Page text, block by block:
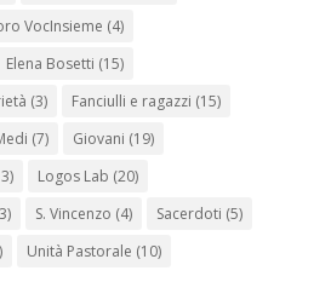
VocInsieme (4)
Elena Bosetti (15)
(3) Fanciulli e ragazzi (15)
(7) Giovani (19)
Logos Lab (20)
S. Vincenzo (4) Sacerdoti (5)
Unità Pastorale (10)